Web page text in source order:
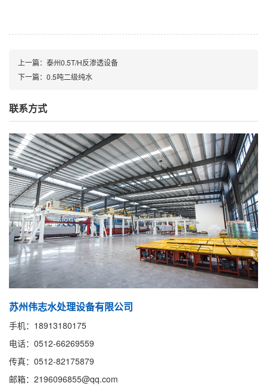
上一篇：泰州0.5T/H反渗透设备
下一篇：0.5吨二级纯水
联系方式
苏州伟志水处理设备有限公司
手机：18913180175
电话：0512-66269559
传真：0512-82175879
邮箱：2196096855@qq.com